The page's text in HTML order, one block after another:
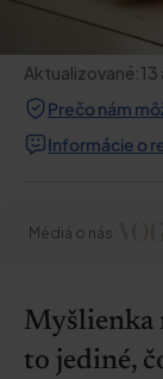
Aktualizované:
Prečo nám
Informácie o
Médiá o nás:
Myšlienka
to jediné,